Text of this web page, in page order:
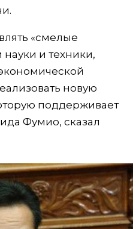
«смелые
науки и техники,
новую
поддерживает
Фумио, сказал